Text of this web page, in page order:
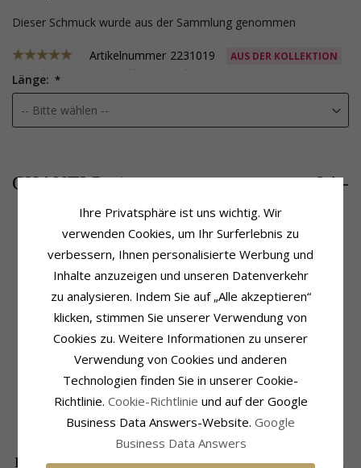
Dieser Schmuck wurde aus der Sammlung genommen
Artikelnummer 2231019 AUS DER KOLLEKTION
Länge:
CHANTI Preis 64,-
Produktinformation
Marke: Scrouples
Weitere Wörter:
Polierter
Anhänger Mit Halskette
Metall:Vergoldetem Sterlingsilber
Oberfläche: Polierter
Schmuckstein
Stückzahl:6
Schliff:
Facettenschliff
Weißem
Schmuckstein:Zirkon
Größe
Höhe: 13,8 mm
Breite: 10,2 mm
Lieferzeit
Lieferzeit:4-5 Werktage
DIE BELIEBTESTEN PRODUKTE IN DER
Ihre Privatsphäre ist uns wichtig. Wir
verwenden Cookies, um Ihr Surferlebnis zu
verbessern, Ihnen personalisierte Werbung und
Inhalte anzuzeigen und unseren Datenverkehr
zu analysieren. Indem Sie auf „Alle akzeptieren“
klicken, stimmen Sie unserer Verwendung von
Cookies zu. Weitere Informationen zu unserer
Verwendung von Cookies und anderen
Technologien finden Sie in unserer Cookie-
Richtlinie. Cookie-Richtlinie und auf der Google
Business Data Answers-Website. Google
Business Data Answers